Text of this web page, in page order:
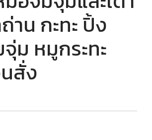
าน กะทะ ปิ้ง
ม หมูกระทะ
สั่ง